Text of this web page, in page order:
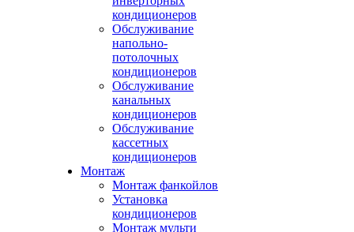
кондиционеров
Обслуживание
напольно-
потолочных
кондиционеров
Обслуживание
канальных
кондиционеров
Обслуживание
кассетных
кондиционеров
Монтаж
Монтаж фанкойлов
Установка
кондиционеров
Монтаж мульти